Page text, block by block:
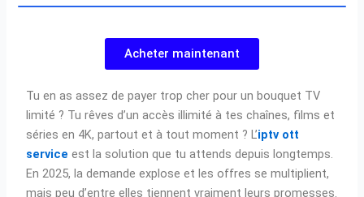
Acheter maintenant
Tu en as assez de payer trop cher pour un bouquet TV
limité ? Tu rêves d’un accès illimité à tes chaînes, films et
séries en 4K, partout et à tout moment ? L’iptv ott
service est la solution que tu attends depuis longtemps.
En 2025, la demande explose et les offres se multiplient,
mais peu d’entre elles tiennent vraiment leurs promesses.